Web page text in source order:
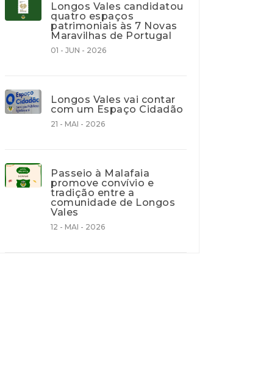
Longos Vales candidatou
quatro espaços
patrimoniais às 7 Novas
Maravilhas de Portugal
01 - JUN - 2026
Longos Vales vai contar
com um Espaço Cidadão
21 - MAI - 2026
Passeio à Malafaia
promove convívio e
tradição entre a
comunidade de Longos
Vales
12 - MAI - 2026